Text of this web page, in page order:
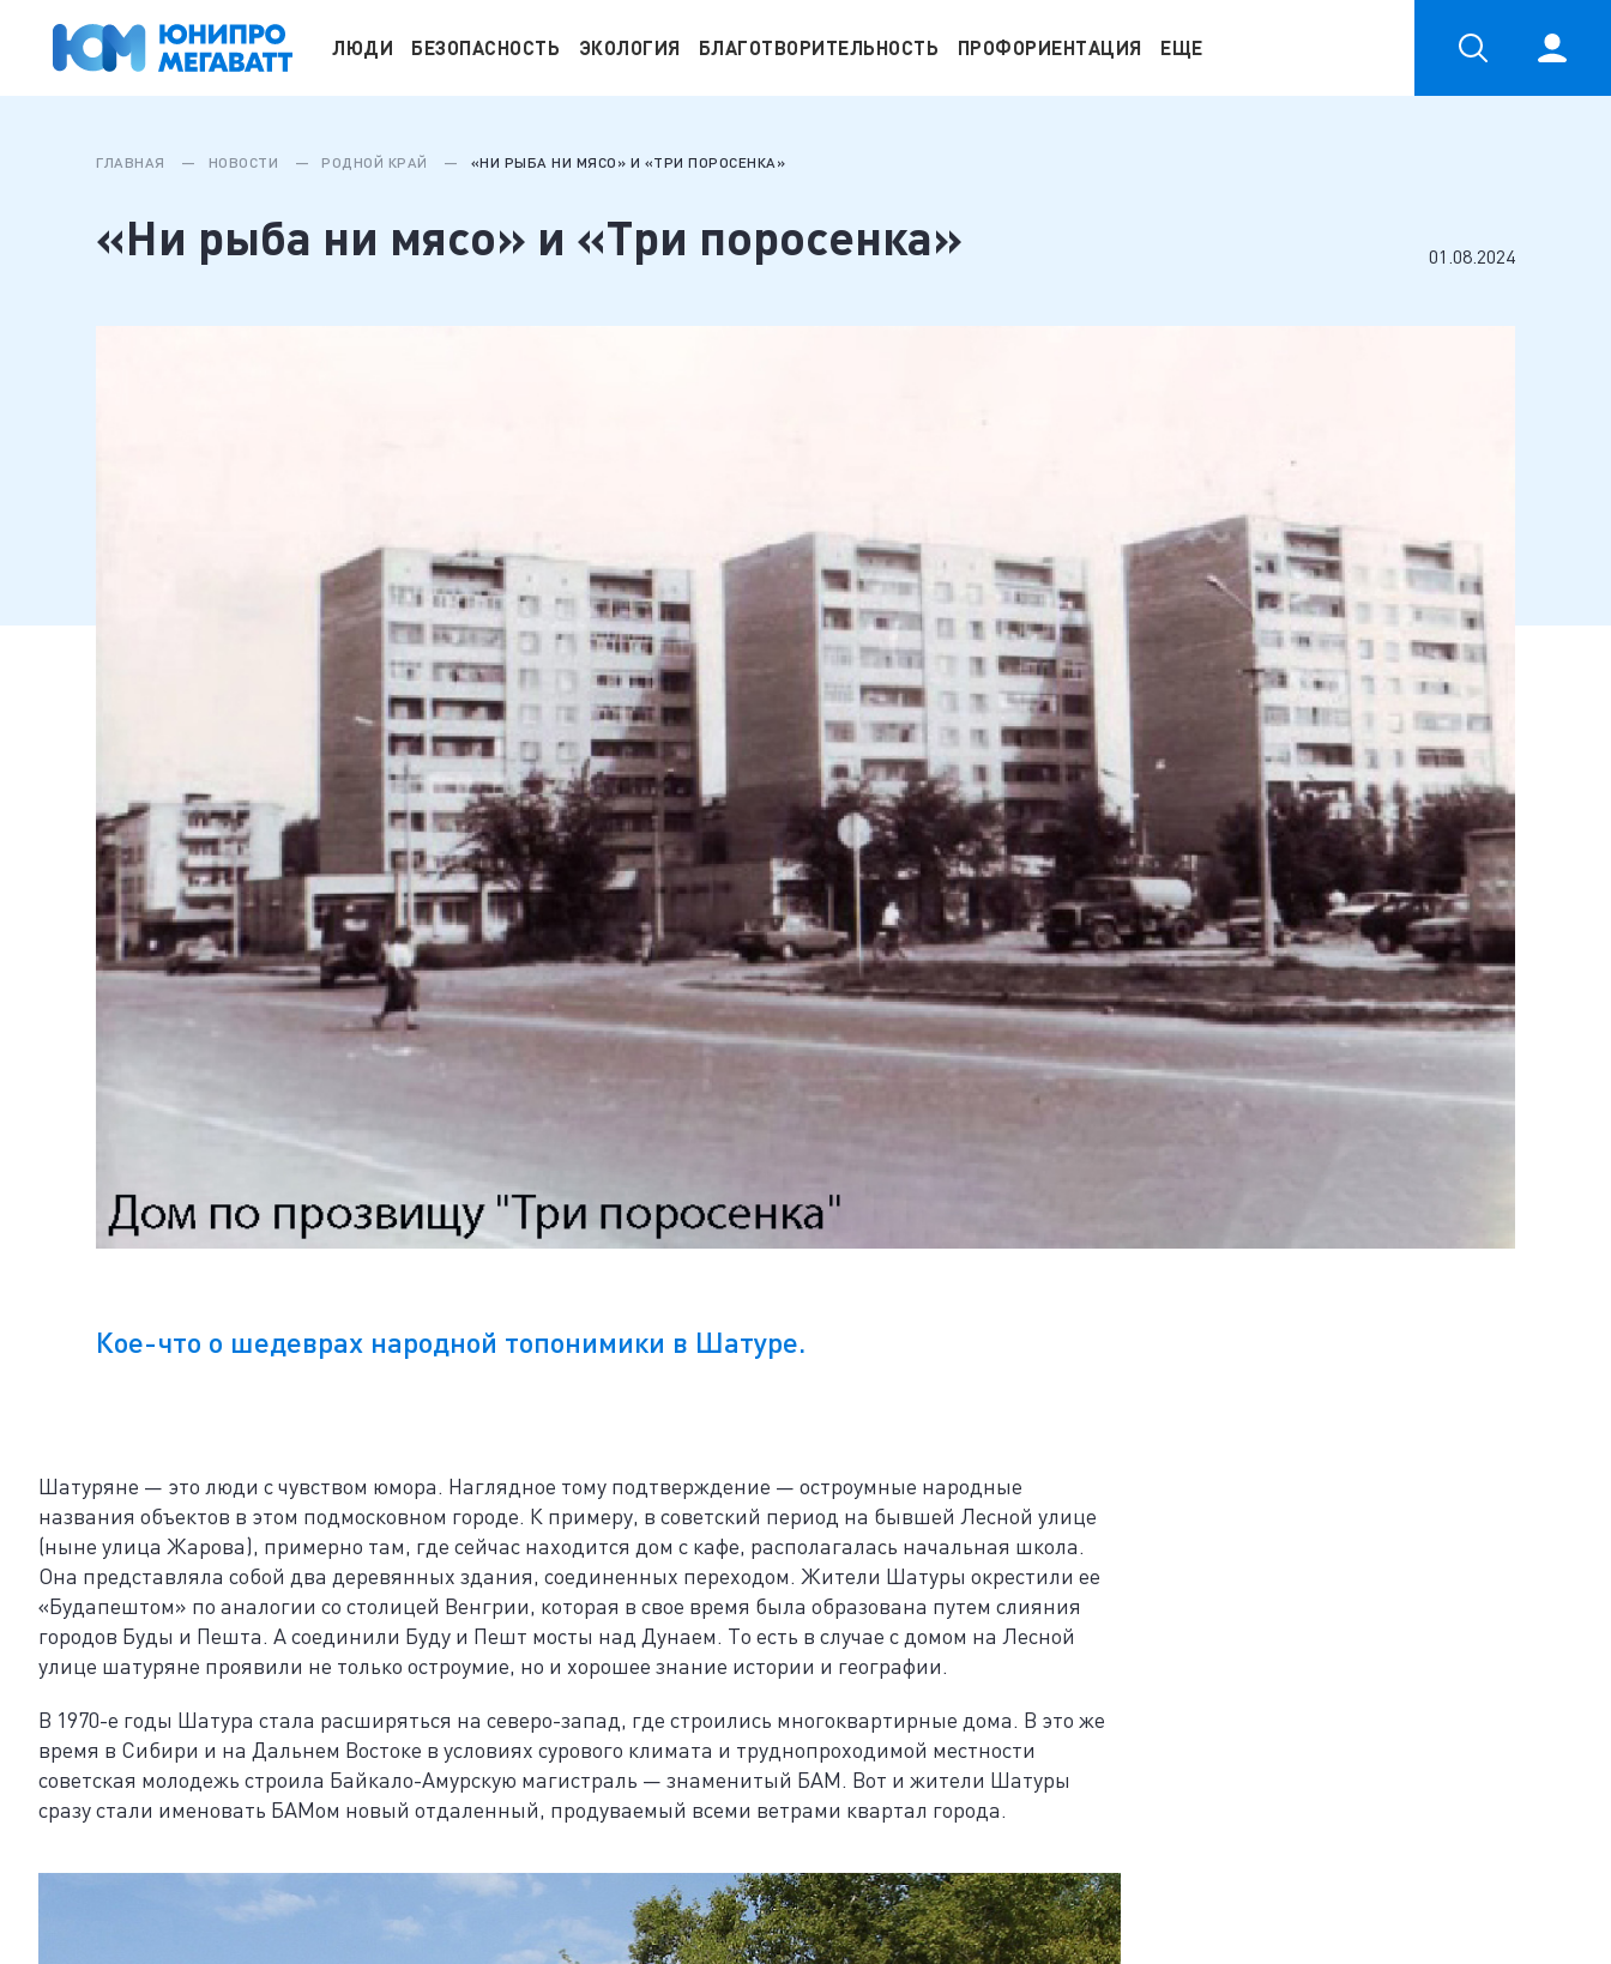
ЛЮДИ БЕЗОПАСНОСТЬ ЭКОЛОГИЯ БЛАГОТВОРИТЕЛЬНОСТЬ ПРОФОРИЕНТАЦИЯ ЕЩЕ
ГЛАВНАЯ НОВОСТИ РОДНОЙ КРАЙ «НИ РЫБА НИ МЯСО» И «ТРИ ПОРОСЕНКА»
«Ни рыба ни мясо» и «Три поросенка» 01.08.2024
Кое-что о шедеврах народной топонимики в Шатуре.
Шатуряне — это люди с чувством юмора. Наглядное тому подтверждение — остроумные народные
названия объектов в этом подмосковном городе. К примеру, в советский период на бывшей Лесной улице
(ныне улица Жарова), примерно там, где сейчас находится дом с кафе, располагалась начальная школа.
Она представляла собой два деревянных здания, соединенных переходом. Жители Шатуры окрестили ее
«Будапештом» по аналогии со столицей Венгрии, которая в свое время была образована путем слияния
городов Буды и Пешта. А соединили Буду и Пешт мосты над Дунаем. То есть в случае с домом на Лесной
улице шатуряне проявили не только остроумие, но и хорошее знание истории и географии.
В 1970-е годы Шатура стала расширяться на северо-запад, где строились многоквартирные дома. В это же
время в Сибири и на Дальнем Востоке в условиях сурового климата и труднопроходимой местности
советская молодежь строила Байкало-Амурскую магистраль — знаменитый БАМ. Вот и жители Шатуры
сразу стали именовать БАМом новый отдаленный, продуваемый всеми ветрами квартал города.